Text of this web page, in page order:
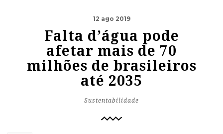
12 ago 2019
Falta d’água pode
afetar mais de 70
milhões de brasileiros
até 2035
Sustentabilidade